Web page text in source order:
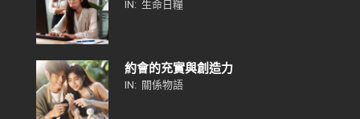
IN: 生命日糧
約會的充實與創造力
IN: 關係物語